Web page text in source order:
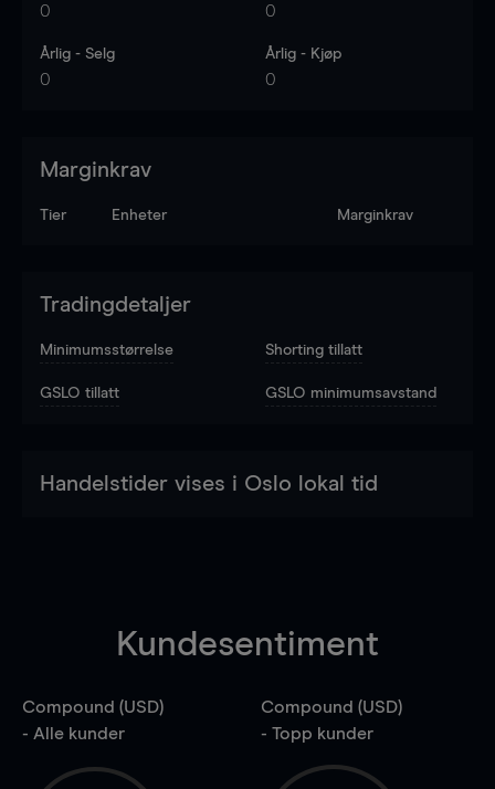
0 0
Årlig - Selg
0
Årlig - Kjøp
0
Marginkrav
Tier Enheter Marginkrav
Tradingdetaljer
Minimumsstørrelse Shorting tillatt
GSLO tillatt GSLO minimumsavstand
Handelstider vises i Oslo lokal tid
Kundesentiment
Compound (USD)
- Alle kunder
Compound (USD)
- Topp kunder